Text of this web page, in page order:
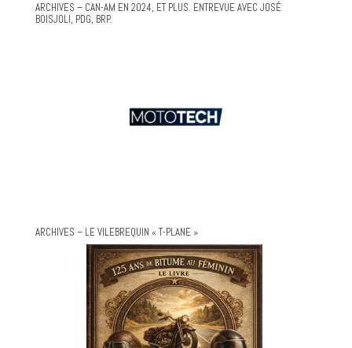
ARCHIVES – CAN-AM EN 2024, ET PLUS. ENTREVUE AVEC JOSÉ
BOISJOLI, PDG, BRP.
ARCHIVES – LE VILEBREQUIN « T-PLANE »